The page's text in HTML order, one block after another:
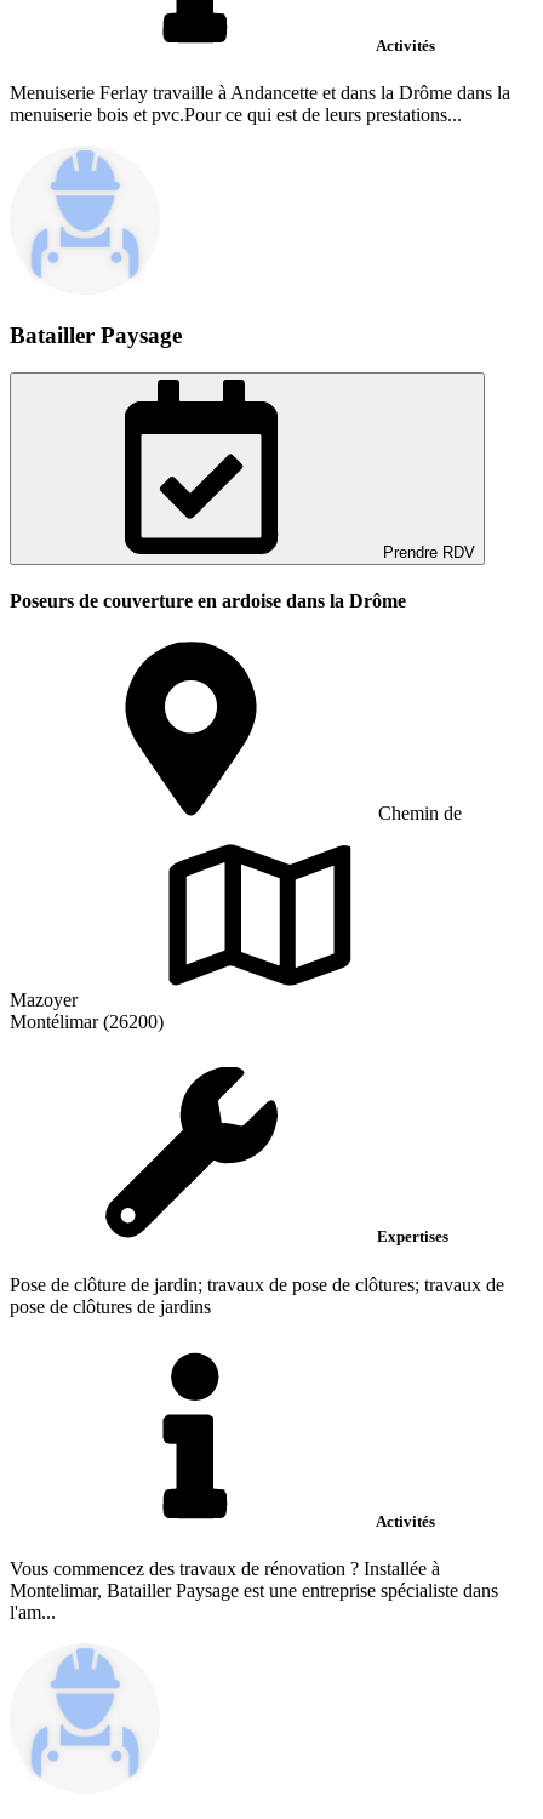
Activités
Menuiserie Ferlay travaille à Andancette et dans la Drôme dans la
menuiserie bois et pvc.Pour ce qui est de leurs prestations...
Batailler Paysage
Prendre RDV
Poseurs de couverture en ardoise dans la Drôme
Chemin de
Mazoyer
Montélimar (26200)
Expertises
Pose de clôture de jardin; travaux de pose de clôtures; travaux de
pose de clôtures de jardins
Activités
Vous commencez des travaux de rénovation ? Installée à
Montelimar, Batailler Paysage est une entreprise spécialiste dans
l'am...